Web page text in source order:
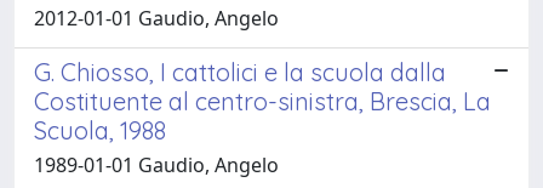
2012-01-01 Gaudio, Angelo
G. Chiosso, I cattolici e la scuola dalla
Costituente al centro-sinistra, Brescia, La
Scuola, 1988
1989-01-01 Gaudio, Angelo